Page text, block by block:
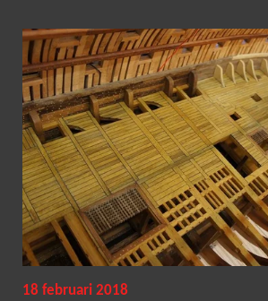
18 februari 2018